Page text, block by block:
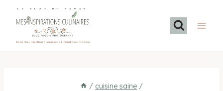
LE BLOG DE SAMAR
Recettes méditerranéennes et familiales maison
/ cuisine saine /